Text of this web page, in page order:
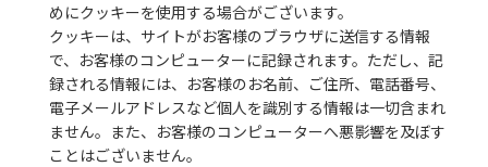
めにクッキーを使用する場合がございます。
クッキーは、サイトがお客様のブラウザに送信する情報
で、お客様のコンピューターに記録されます。ただし、記
録される情報には、お客様のお名前、ご住所、電話番号、
電子メールアドレスなど個人を識別する情報は一切含まれ
ません。また、お客様のコンピューターへ悪影響を及ぼす
ことはございません。